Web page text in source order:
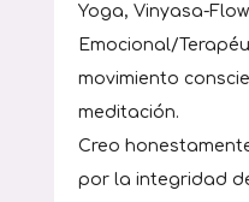
Yoga, Vinyasa-
Emocional/
movimiento
meditación.
Creo
por la integridad